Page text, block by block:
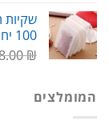
שקיות
100 יחידות במבצע!
₪
המומלצים